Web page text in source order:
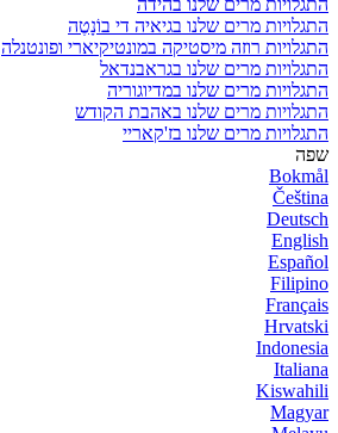
התגלויות מרים שלנו בגיאיה די בוֹנָטֶה
התגלויות רוזה מיסטיקה במונטיקיארי ופונטנלה
התגלויות מרים שלנו בגראבנדאל
התגלויות מרים שלנו במדיוגוריה
התגלויות מרים שלנו באהבת הקודש
התגלויות מרים שלנו בז'קאריי
שפה
Bokmål
Čeština
Deutsch
English
Español
Filipino
Français
Hrvatski
Indonesia
Italiana
Kiswahili
Magyar